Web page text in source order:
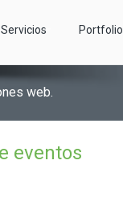
Servicios Portfolio
web.
eventos